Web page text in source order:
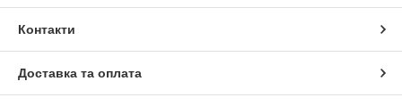
Контакти
Доставка та оплата